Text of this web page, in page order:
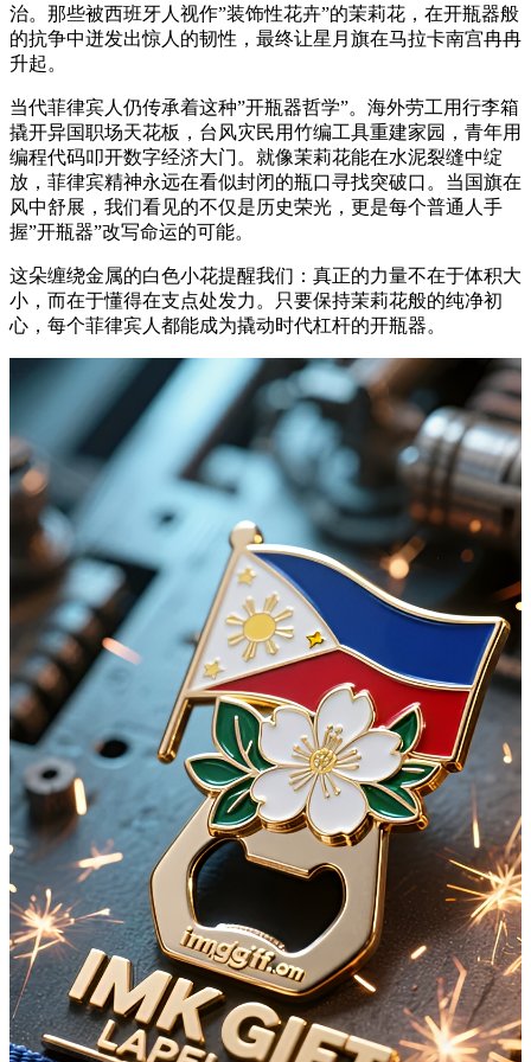
治。那些被西班牙人视作”装饰性花卉”的茉莉花，在开瓶器般
的抗争中迸发出惊人的韧性，最终让星月旗在马拉卡南宫冉冉
升起。
当代菲律宾人仍传承着这种”开瓶器哲学”。海外劳工用行李箱
撬开异国职场天花板，台风灾民用竹编工具重建家园，青年用
编程代码叩开数字经济大门。就像茉莉花能在水泥裂缝中绽
放，菲律宾精神永远在看似封闭的瓶口寻找突破口。当国旗在
风中舒展，我们看见的不仅是历史荣光，更是每个普通人手
握”开瓶器”改写命运的可能。
这朵缠绕金属的白色小花提醒我们：真正的力量不在于体积大
小，而在于懂得在支点处发力。只要保持茉莉花般的纯净初
心，每个菲律宾人都能成为撬动时代杠杆的开瓶器。